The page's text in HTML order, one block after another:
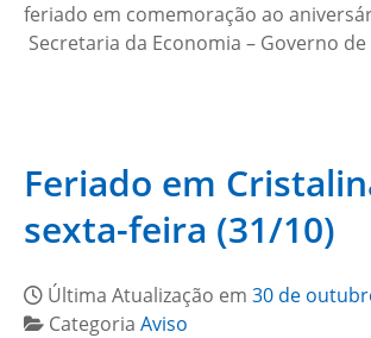
feriado em comemoração ao
Secretaria da Economia – Governo
Feriado em
sexta-feira (31/10)
Última Atualização em 30 de
Categoria Aviso